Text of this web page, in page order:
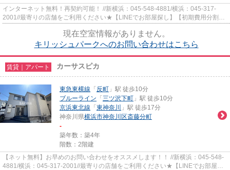
インターネット無料！再契約可能！ //新横浜：045-548-4881/横浜：045-317-
2001//最寄りの店舗をご利用ください★【LINEでお部屋探し】【初期費用分割払
現在空室情報がありません。
キリッシュパークへのお問い合わせはこちら
賃貸｜アパート カーサスピカ
東急東横線 「 反町 」駅 徒歩10分
ブルーライン 「 三ツ沢下町 」駅 徒歩10分
京浜東北線 「 東神奈川
」駅 徒歩17分
神奈川県横浜市神奈川区斎藤分町
-
築年数：築4年
階数：2階建
【ネット無料】お早めのお問い合わせをオススメします！！ //新横浜：045-548-
4881/横浜：045-317-2001//最寄りの店舗をご利用ください★【LINEでお部屋探